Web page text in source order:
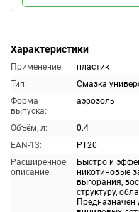
Характеристики
Применение:
пластик
Тип:
Смазка
Форма
выпуска:
аэрозоль
Объём, л:
0.4
EAN-13:
PT20
Расширенное
описание:
Быстро и
никотиновые
выгорания,
структуру,
Предназначен